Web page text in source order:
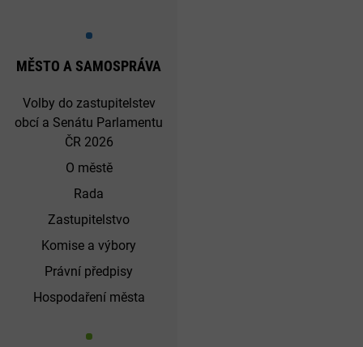
MĚSTO A SAMOSPRÁVA
Volby do zastupitelstev
obcí a Senátu Parlamentu
ČR 2026
O městě
Rada
Zastupitelstvo
Komise a výbory
Právní předpisy
Hospodaření města